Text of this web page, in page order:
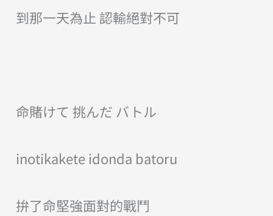
到那一天為止 認輸絕對不可
命賭けて 挑んだ バトル
inotikakete idonda batoru
拚了命堅強面對的戰鬥